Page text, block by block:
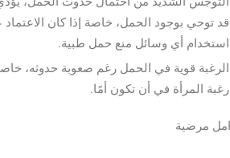
قد توحي بوجود الحمل، خاصة إذا كان
استخدام أي وسائل منع حمل طبية.
الرغبة قوية في الحمل رغم صعوبة حدوثه،
رغبة المرأة في أن تكون أمًا.